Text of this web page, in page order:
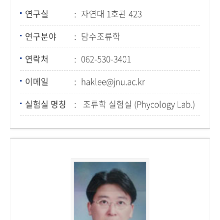
연구실
자연대 1호관 423
연구분야
담수조류학
연락처
062-530-3401
이메일
haklee@jnu.ac.kr
실험실 명칭
조류학 실험실 (Phycology Lab.)